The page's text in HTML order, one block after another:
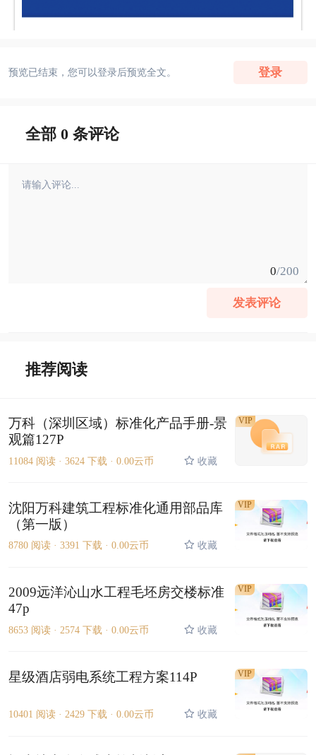
预览已结束，您可以登录后预览全文。 登录
全部 0 条评论
0/200
发表评论
推荐阅读
万科（深圳区域）标准化产品手册-景
观篇127P
11084 阅读 · 3624 下载 · 0.00云币 收藏
VIP
沈阳万科建筑工程标准化通用部品库
（第一版）
8780 阅读 · 3391 下载 · 0.00云币 收藏
VIP
2009远洋沁山水工程毛坯房交楼标准
47p
8653 阅读 · 2574 下载 · 0.00云币 收藏
VIP
星级酒店弱电系统工程方案114P
10401 阅读 · 2429 下载 · 0.00云币 收藏
VIP